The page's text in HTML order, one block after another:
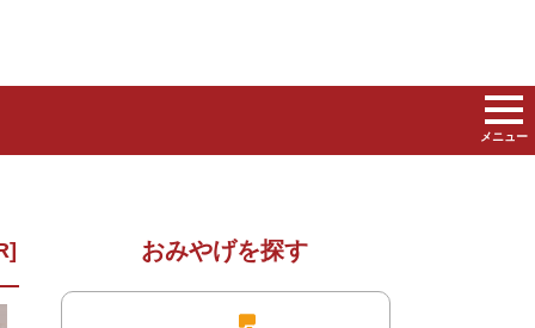
メニュー
おみやげを探す